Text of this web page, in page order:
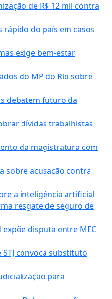
de R$ 12 mil contra
rápido do país em casos
exige bem-estar
do MP do Rio sobre
debatem futuro da
dívidas trabalhistas
da magistratura com
sobre acusação contra
a inteligência artificial
resgate de seguro de
disputa entre MEC
convoca substituto
para